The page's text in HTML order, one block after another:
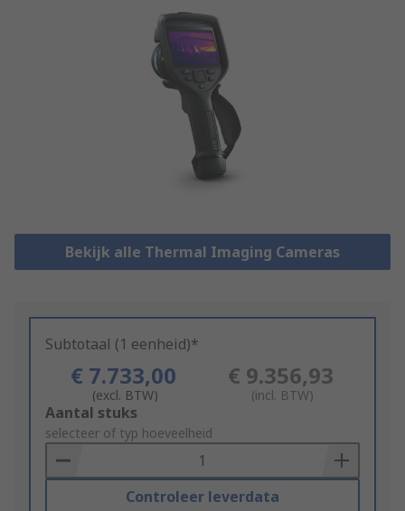
Bekijk alle Thermal Imaging Cameras
Subtotaal (1 eenheid)*
€ 7.733,00
(excl. BTW)
€ 9.356,93
(incl. BTW)
Add
to
Basket
Aantal stuks
selecteer of typ hoeveelheid
Controleer leverdata